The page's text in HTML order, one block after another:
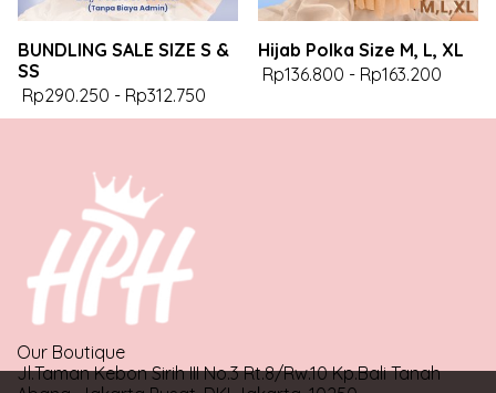
BUNDLING SALE SIZE S &
SS
Rp290.250 - Rp312.750
Hijab Polka Size M, L, XL
Rp136.800 - Rp163.200
Our Boutique
Jl.Taman Kebon Sirih III No.3 Rt.8/Rw.10 Kp.Bali Tanah